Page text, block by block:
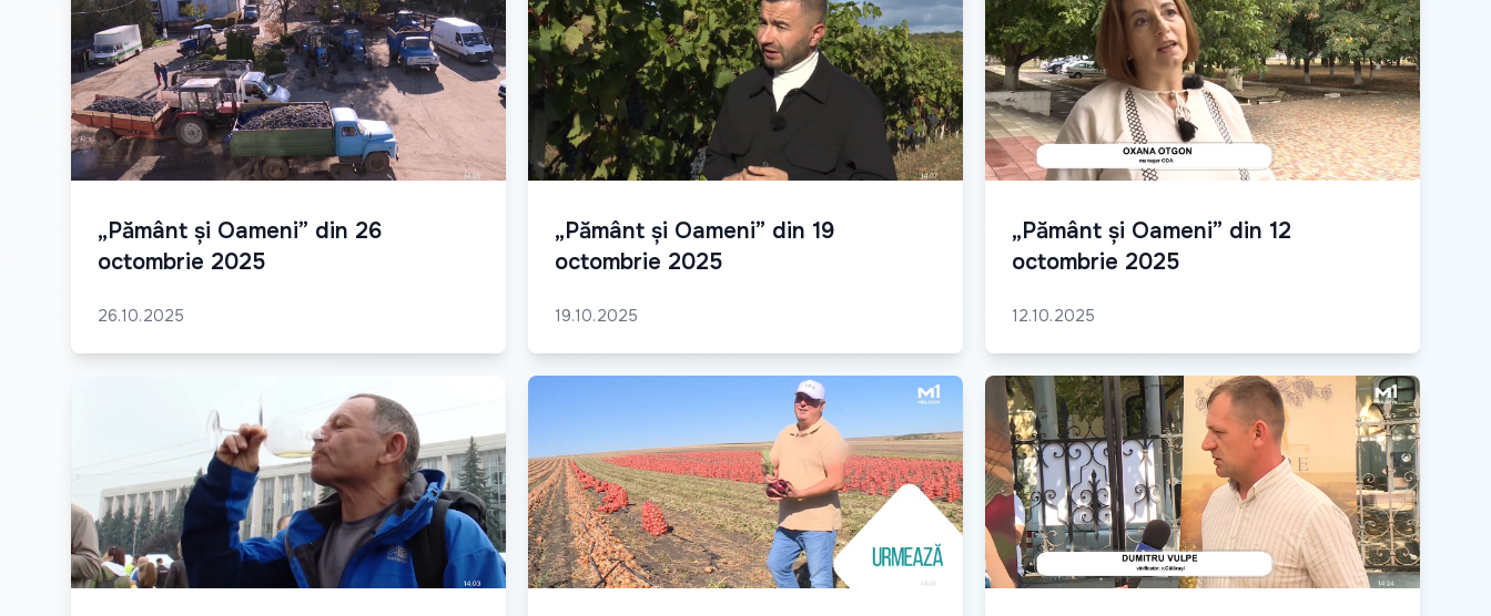
„Pământ și Oameni” din 26
octombrie 2025
26.10.2025
„Pământ și Oameni” din 19
octombrie 2025
19.10.2025
„Pământ și Oameni” din 12
octombrie 2025
12.10.2025